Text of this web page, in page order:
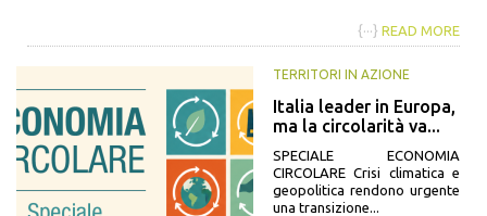
{···} READ MORE
TERRITORI IN AZIONE
Italia leader in Europa,
ma la circolarità va...
SPECIALE ECONOMIA
CIRCOLARE Crisi climatica e
geopolitica rendono urgente
una transizione...